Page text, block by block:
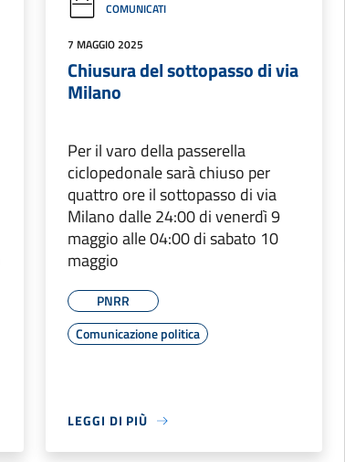
COMUNICATI
7 MAGGIO 2025
Chiusura del sottopasso di via
Milano
Per il varo della passerella
ciclopedonale sarà chiuso per
quattro ore il sottopasso di via
Milano dalle 24:00 di venerdì 9
maggio alle 04:00 di sabato 10
maggio
PNRR
Comunicazione politica
LEGGI DI PIÙ